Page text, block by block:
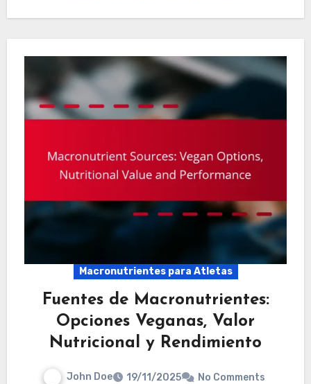
Macronutrientes para Atletas
Fuentes de Macronutrientes:
Opciones Veganas, Valor
Nutricional y Rendimiento
John Doe 19/11/2025 No Comments